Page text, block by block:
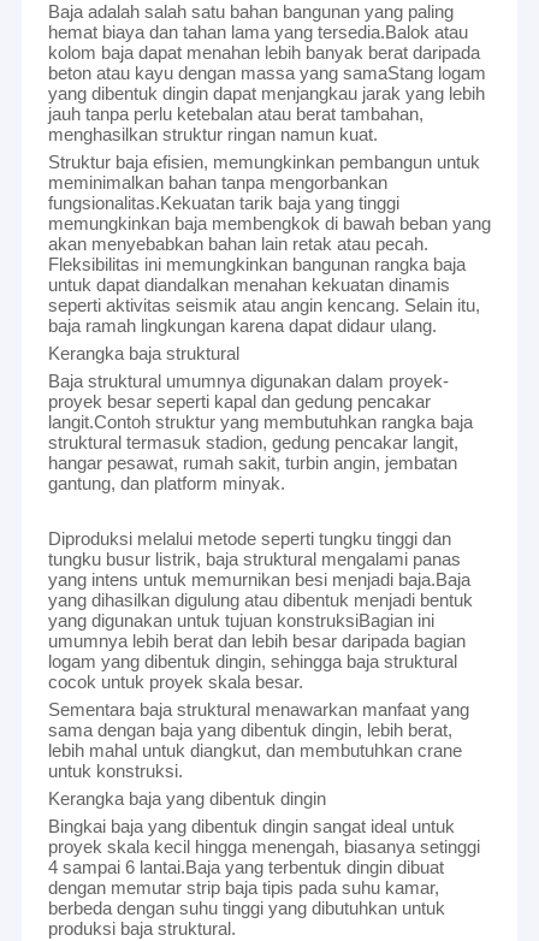
Baja adalah salah satu bahan bangunan yang paling
hemat biaya dan tahan lama yang tersedia.Balok atau
kolom baja dapat menahan lebih banyak berat daripada
beton atau kayu dengan massa yang samaStang logam
yang dibentuk dingin dapat menjangkau jarak yang lebih
jauh tanpa perlu ketebalan atau berat tambahan,
menghasilkan struktur ringan namun kuat.
Struktur baja efisien, memungkinkan pembangun untuk
meminimalkan bahan tanpa mengorbankan
fungsionalitas.Kekuatan tarik baja yang tinggi
memungkinkan baja membengkok di bawah beban yang
akan menyebabkan bahan lain retak atau pecah.
Fleksibilitas ini memungkinkan bangunan rangka baja
untuk dapat diandalkan menahan kekuatan dinamis
seperti aktivitas seismik atau angin kencang. Selain itu,
baja ramah lingkungan karena dapat didaur ulang.
Kerangka baja struktural
Baja struktural umumnya digunakan dalam proyek-
proyek besar seperti kapal dan gedung pencakar
langit.Contoh struktur yang membutuhkan rangka baja
struktural termasuk stadion, gedung pencakar langit,
hangar pesawat, rumah sakit, turbin angin, jembatan
gantung, dan platform minyak.
Diproduksi melalui metode seperti tungku tinggi dan
tungku busur listrik, baja struktural mengalami panas
yang intens untuk memurnikan besi menjadi baja.Baja
yang dihasilkan digulung atau dibentuk menjadi bentuk
yang digunakan untuk tujuan konstruksiBagian ini
umumnya lebih berat dan lebih besar daripada bagian
logam yang dibentuk dingin, sehingga baja struktural
cocok untuk proyek skala besar.
Sementara baja struktural menawarkan manfaat yang
sama dengan baja yang dibentuk dingin, lebih berat,
lebih mahal untuk diangkut, dan membutuhkan crane
untuk konstruksi.
Kerangka baja yang dibentuk dingin
Bingkai baja yang dibentuk dingin sangat ideal untuk
proyek skala kecil hingga menengah, biasanya setinggi
4 sampai 6 lantai.Baja yang terbentuk dingin dibuat
dengan memutar strip baja tipis pada suhu kamar,
berbeda dengan suhu tinggi yang dibutuhkan untuk
produksi baja struktural.